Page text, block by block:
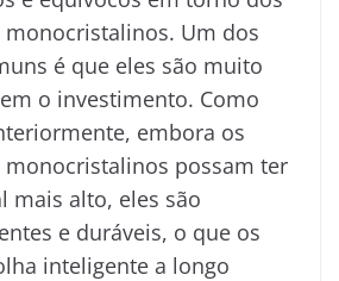
monocristalinos. Um dos
é que eles são muito
o investimento. Como
embora os
monocristalinos possam ter
mais alto, eles são
e duráveis, o que os
inteligente a longo